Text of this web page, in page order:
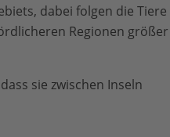
dabei folgen die Tiere
Regionen größer
sie zwischen Inseln